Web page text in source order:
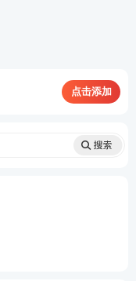
全国统一合格标
范围
有效。
点击添加